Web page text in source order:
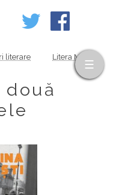
literare Litera MOV
două